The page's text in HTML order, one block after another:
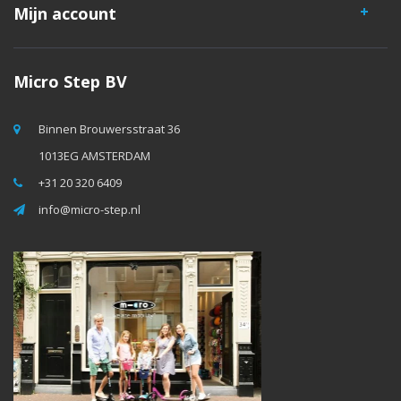
Mijn account
Micro Step BV
Binnen Brouwersstraat 36
1013EG AMSTERDAM
+31 20 320 6409
info@micro-step.nl